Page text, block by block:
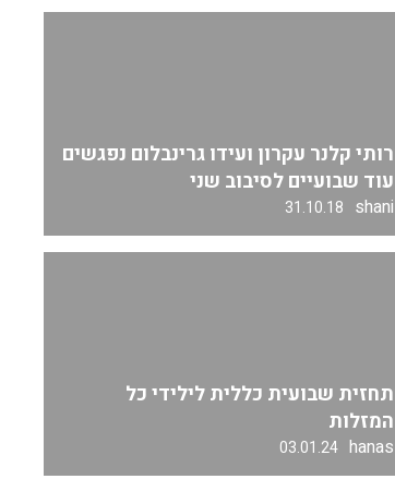
רותי קלנר עקרון ועידו גרינבלום נפגשים
עוד שבועיים לסיבוב שני
shani
31.10.18
תחזית שבועית כללית לילידי כל
המזלות
hanas
03.01.24